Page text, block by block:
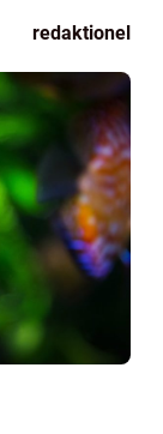
redaktionel